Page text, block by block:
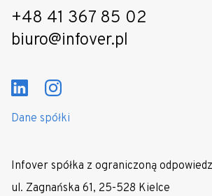
+48 41 367 85 02
biuro@infover.pl
Dane spółki
Infover spółka z ograniczoną
ul. Zagnańska 61, 25-528 Kielce